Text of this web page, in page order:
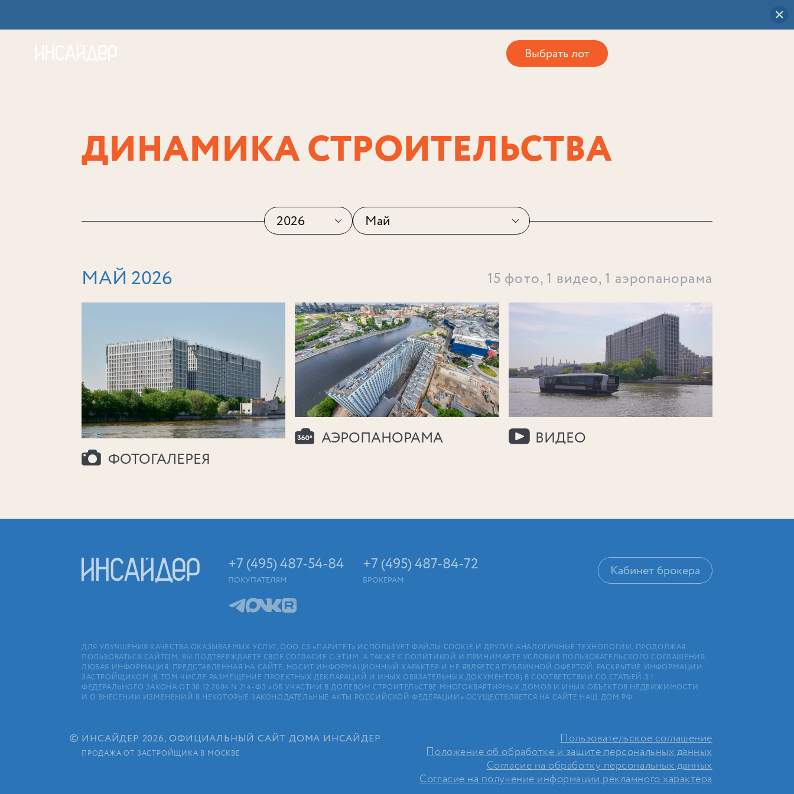
Выбрать лот
ДИНАМИКА СТРОИТЕЛЬСТВА
МАЙ 2026 15 фото, 1 видео, 1 аэропанорама
ФОТОГАЛЕРЕЯ
АЭРОПАНОРАМА ВИДЕО
ПОКУПАТЕЛЯМ
+7 (495) 487-54-84
БРОКЕРАМ
+7 (495) 487-84-72 Кабинет брокера
ДЛЯ УЛУЧШЕНИЯ КАЧЕСТВА ОКАЗЫВАЕМЫХ УСЛУГ, ООО СЗ «ПАРИТЕТ» ИСПОЛЬЗУЕТ ФАЙЛЫ COOKIE И ДРУГИЕ АНАЛОГИЧНЫЕ ТЕХНОЛОГИИ. ПРОДОЛЖАЯ
ПОЛЬЗОВАТЬСЯ САЙТОМ, ВЫ ПОДТВЕРЖДАЕТЕ СВОЕ СОГЛАСИЕ С ЭТИМ, А ТАКЖЕ С ПОЛИТИКОЙ И ПРИНИМАЕТЕ УСЛОВИЯ ПОЛЬЗОВАТЕЛЬСКОГО СОГЛАШЕНИЯ.
ЛЮБАЯ ИНФОРМАЦИЯ, ПРЕДСТАВЛЕННАЯ НА САЙТЕ, НОСИТ ИНФОРМАЦИОННЫЙ ХАРАКТЕР И НЕ ЯВЛЯЕТСЯ ПУБЛИЧНОЙ ОФЕРТОЙ. РАСКРЫТИЕ ИНФОРМАЦИИ
ЗАСТРОЙЩИКОМ (В ТОМ ЧИСЛЕ РАЗМЕЩЕНИЕ ПРОЕКТНЫХ ДЕКЛАРАЦИЙ И ИНЫХ ОБЯЗАТЕЛЬНЫХ ДОКУМЕНТОВ) В СООТВЕТСТВИИ СО СТАТЬЕЙ 3.1.
ФЕДЕРАЛЬНОГО ЗАКОНА ОТ 30.12.2004 N 214⁠-⁠ФЗ «ОБ УЧАСТИИ В ДОЛЕВОМ СТРОИТЕЛЬСТВЕ МНОГОКВАРТИРНЫХ ДОМОВ И ИНЫХ ОБЪЕКТОВ НЕДВИЖИМОСТИ
И О ВНЕСЕНИИ ИЗМЕНЕНИЙ В НЕКОТОРЫЕ ЗАКОНОДАТЕЛЬНЫЕ АКТЫ РОССИЙСКОЙ ФЕДЕРАЦИИ» ОСУЩЕСТВЛЯЕТСЯ НА САЙТЕ НАШ.ДОМ.РФ.
© ИНСАЙДЕР 2026, ОФИЦИАЛЬНЫЙ САЙТ ДОМА ИНСАЙДЕР
ПРОДАЖА ОТ ЗАСТРОЙЩИКА В МОСКВЕ
Пользовательское соглашение
Положение об обработке и защите персональных данных
Согласие на обработку персональных данных
Согласие на получение информации рекламного характера